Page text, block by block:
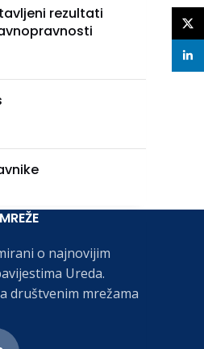
rezultati
o najnovijim
Ureda.
društvenim mrežama